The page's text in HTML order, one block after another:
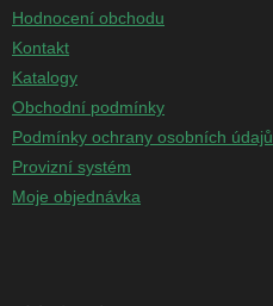
Hodnocení obchodu
Kontakt
Katalogy
Obchodní podmínky
Podmínky ochrany osobních údajů
Provizní systém
Moje objednávka